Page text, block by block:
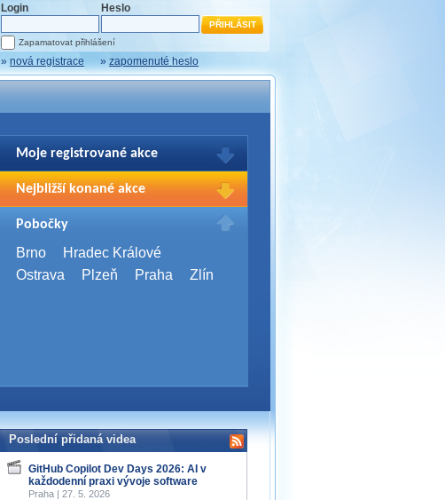
Login Heslo
Zapamatovat přihlášení
» nová registrace » zapomenuté heslo
Moje registrované akce
Pro zobrazení Vašich registrací na akce
se prosím přihlašte.
Nejbližší konané akce
WUG Days 2026
4. 9. 2026,Brno
SQL Server Bootcamp 2026
Pobočky
Brno
Hradec Králové
Ostrava
Plzeň Praha Zlín
Poslední přidaná videa
GitHub Copilot Dev Days 2026: AI v
každodenní praxi vývoje software
Praha | 27. 5. 2026